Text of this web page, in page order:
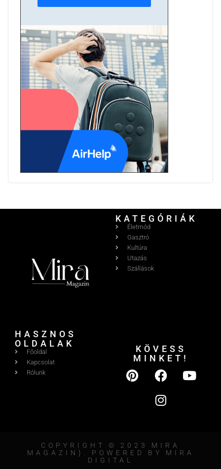
KATEGÓRIÁK
Életmód
Gasztró
Kultúra
Utazás
Szállások
HASZNOS
OLDALAK
Főoldal
Kapcsolat
Rólunk
KÖVESS
MINKET!
COPYRIGHT © 2023 MIRA
MAGAZIN}. POWERED BY MIRA
DIGITAL